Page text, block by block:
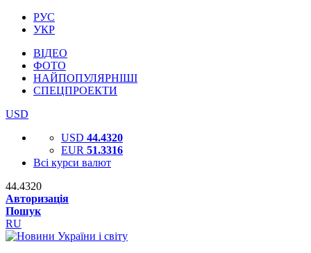
РУС
УКР
ВІДЕО
ФОТО
НАЙПОПУЛЯРНІШІ
СПЕЦПРОЕКТИ
USD
USD 44.4320
EUR 51.3316
Всі курси валют
44.4320
Авторизація
Пошук
RU